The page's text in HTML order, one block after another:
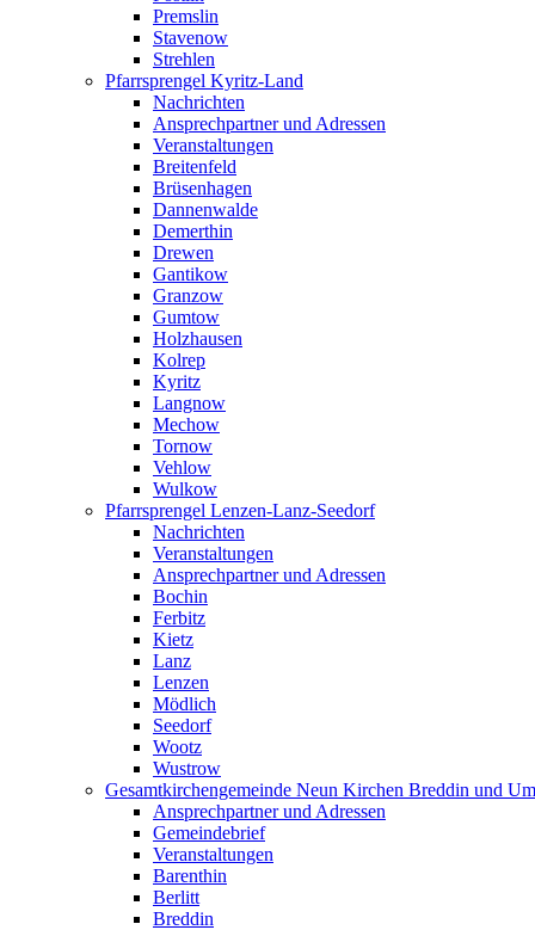
Premslin
Stavenow
Strehlen
Pfarrsprengel Kyritz-Land
Nachrichten
Ansprechpartner und Adressen
Veranstaltungen
Breitenfeld
Brüsenhagen
Dannenwalde
Demerthin
Drewen
Gantikow
Granzow
Gumtow
Holzhausen
Kolrep
Kyritz
Langnow
Mechow
Tornow
Vehlow
Wulkow
Pfarrsprengel Lenzen-Lanz-Seedorf
Nachrichten
Veranstaltungen
Ansprechpartner und Adressen
Bochin
Ferbitz
Kietz
Lanz
Lenzen
Mödlich
Seedorf
Wootz
Wustrow
Gesamtkirchengemeinde Neun Kirchen Breddin und
Ansprechpartner und Adressen
Gemeindebrief
Veranstaltungen
Barenthin
Berlitt
Breddin